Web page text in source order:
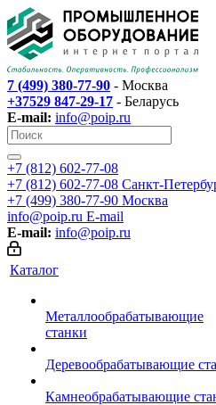
7 (499) 380-77-90 - Москва
+37529 847-29-17 - Беларусь
E-mail: info@poip.ru
+7 (812) 602-77-08
+7 (812) 602-77-08 Санкт-
+7 (499) 380-77-90 Москва
info@poip.ru E-mail
E-mail: info@poip.ru
Каталог
Металлообрабатывающие
станки
Деревообрабатывающие
Камнеобрабатывающие